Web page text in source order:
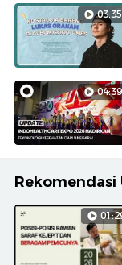
03:35
04:39